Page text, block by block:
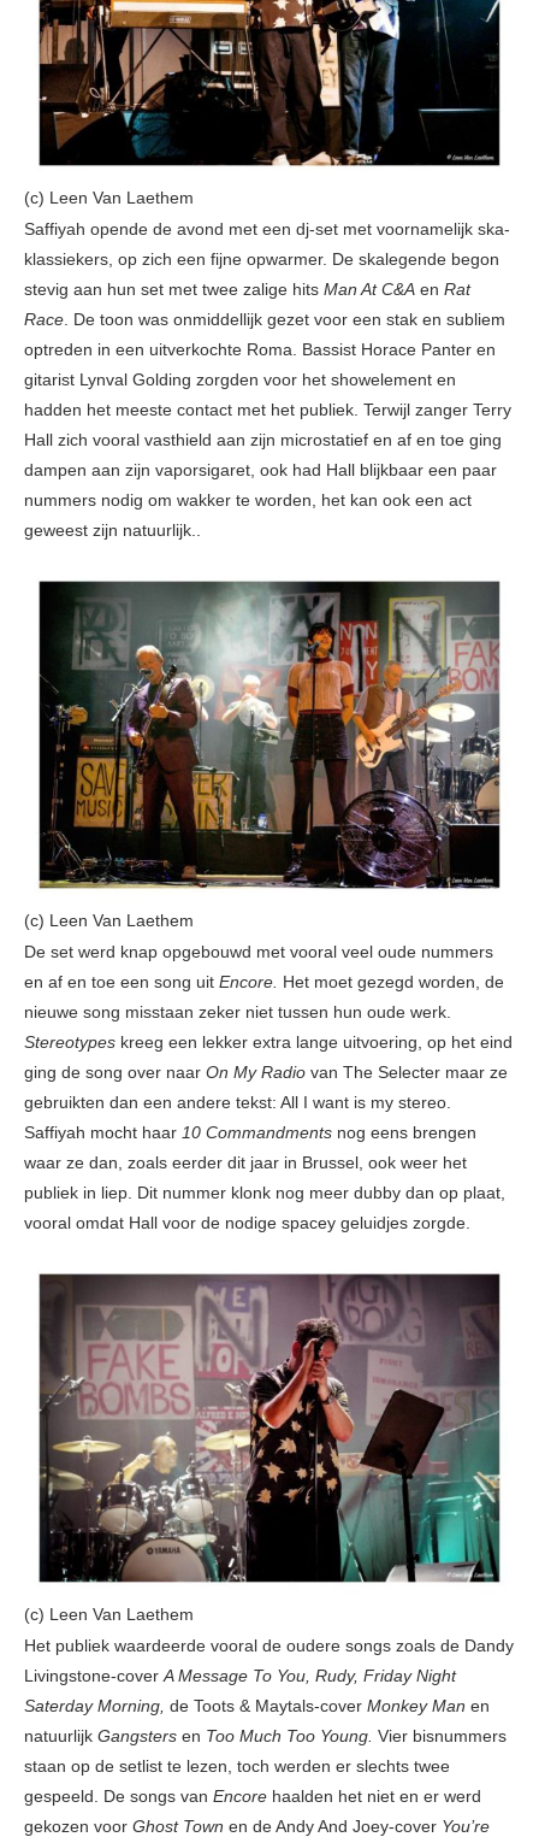
(c) Leen Van Laethem
Saffiyah opende de avond met een dj-set met voornamelijk ska-
klassiekers, op zich een fijne opwarmer. De skalegende begon
stevig aan hun set met twee zalige hits Man At C&A en Rat
Race . De toon was onmiddellijk gezet voor een stak en subliem
optreden in een uitverkochte Roma. Bassist Horace Panter en
gitarist Lynval Golding zorgden voor het showelement en
hadden het meeste contact met het publiek. Terwijl zanger Terry
Hall zich vooral vasthield aan zijn microstatief en af en toe ging
dampen aan zijn vaporsigaret, ook had Hall blijkbaar een paar
nummers nodig om wakker te worden, het kan ook een act
geweest zijn natuurlijk..
(c) Leen Van Laethem
De set werd knap opgebouwd met vooral veel oude nummers
en af en toe een song uit Encore. Het moet gezegd worden, de
nieuwe song misstaan zeker niet tussen hun oude werk.
Stereotypes kreeg een lekker extra lange uitvoering, op het eind
ging de song over naar On My Radio van The Selecter maar ze
gebruikten dan een andere tekst: All I want is my stereo.
Saffiyah mocht haar 10 Commandments nog eens brengen
waar ze dan, zoals eerder dit jaar in Brussel, ook weer het
publiek in liep. Dit nummer klonk nog meer dubby dan op plaat,
vooral omdat Hall voor de nodige spacey geluidjes zorgde.
(c) Leen Van Laethem
Het publiek waardeerde vooral de oudere songs zoals de Dandy
Livingstone-cover A Message To You, Rudy, Friday Night
Saterday Morning, de Toots & Maytals-cover Monkey Man en
natuurlijk Gangsters en Too Much Too Young. Vier bisnummers
staan op de setlist te lezen, toch werden er slechts twee
gespeeld. De songs van Encore haalden het niet en er werd
gekozen voor Ghost Town en de Andy And Joey-cover You’re